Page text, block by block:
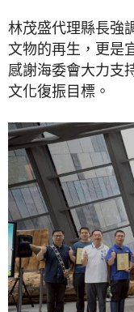
林茂盛代理縣長強
文物的再生，更是
感謝海委會大力支
文化復振目標。